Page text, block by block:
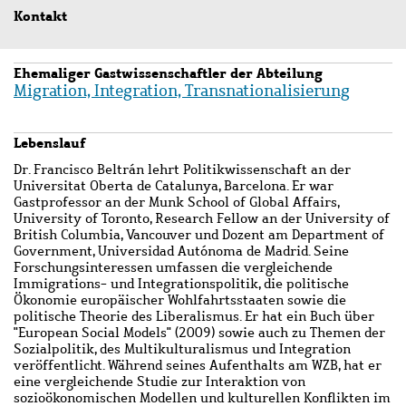
Kontakt
Ehemaliger Gastwissenschaftler der Abteilung
Migration, Integration, Transnationalisierung
Lebenslauf
Dr. Francisco Beltrán lehrt Politikwissenschaft an der
Universitat Oberta de Catalunya, Barcelona. Er war
Gastprofessor an der Munk School of Global Affairs,
University of Toronto, Research Fellow an der University of
British Columbia, Vancouver und Dozent am Department of
Government, Universidad Autónoma de Madrid. Seine
Forschungsinteressen umfassen die vergleichende
Immigrations- und Integrationspolitik, die politische
Ökonomie europäischer Wohlfahrtsstaaten sowie die
politische Theorie des Liberalismus. Er hat ein Buch über
"European Social Models" (2009) sowie auch zu Themen der
Sozialpolitik, des Multikulturalismus und Integration
veröffentlicht. Während seines Aufenthalts am WZB, hat er
eine vergleichende Studie zur Interaktion von
sozioökonomischen Modellen und kulturellen Konflikten im